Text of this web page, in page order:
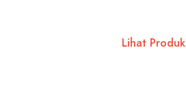
Lihat Produk